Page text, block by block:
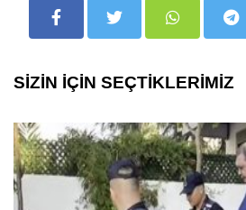
SİZİN İÇİN SEÇTİKLERİMİZ